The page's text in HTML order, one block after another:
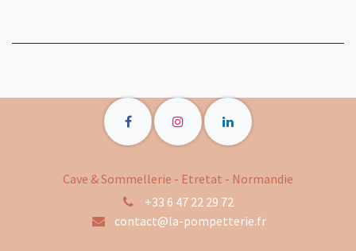
Cave & Sommellerie - Etretat - Normandie
+33 6 47 22 29 72
contact@la-pompetterie.fr